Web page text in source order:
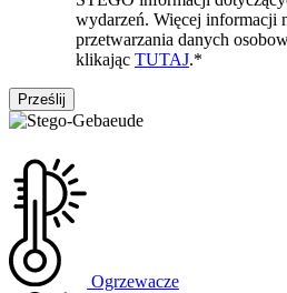
wydarzeń. Więcej informacji
przetwarzania danych
klikając TUTAJ.*
Ogrzewacze